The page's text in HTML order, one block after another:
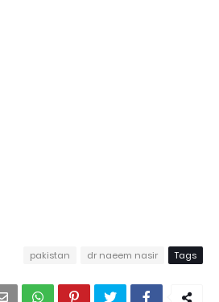
Tags
dr naeem nasir
pakistan